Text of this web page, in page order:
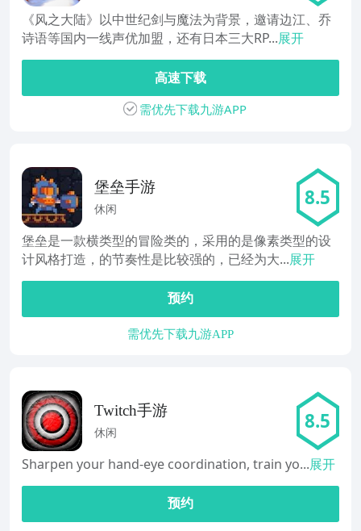
《风之大陆》以中世纪剑与魔法为背景，邀请边江、乔
诗语等国内一线声优加盟，还有日本三大RP...展开
高速下载
需优先下载九游APP
堡垒手游
休闲 8.5
堡垒是一款横类型的冒险类的，采用的是像素类型的设
计风格打造，的节奏性是比较强的，已经为大...展开
预约
需优先下载九游APP
Twitch手游
休闲 8.5
Sharpen your hand-eye coordination, train yo...展开
预约